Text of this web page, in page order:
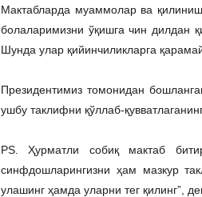
Мактабларда муаммолар ва
болаларимизни ўқишга чин дилдан
Шунда улар қийинчиликларга
Президентимиз томонидан
ушбу таклифни қўллаб-
PS. Ҳурматли собиқ мактаб
синфдошларингизни ҳам мазкур
улашинг ҳамда уларни тег қилинг”,